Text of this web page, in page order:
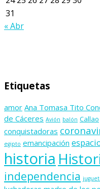
31
« Abr
Etiquetas
amor Ana Tomasa Tito
de Cáceres Avión balón Callao
conquistadoras
egipto emancipación
historia
independencia